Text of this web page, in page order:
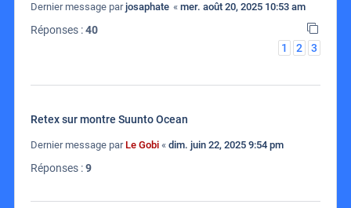
Dernier message parjosaphate « mer. août 20, 2025 10:53 am
Réponses :40
1
2 3
Retex sur montre Suunto Ocean
Dernier message par Le Gobi « dim. juin 22, 2025 9:54 pm
Réponses :9